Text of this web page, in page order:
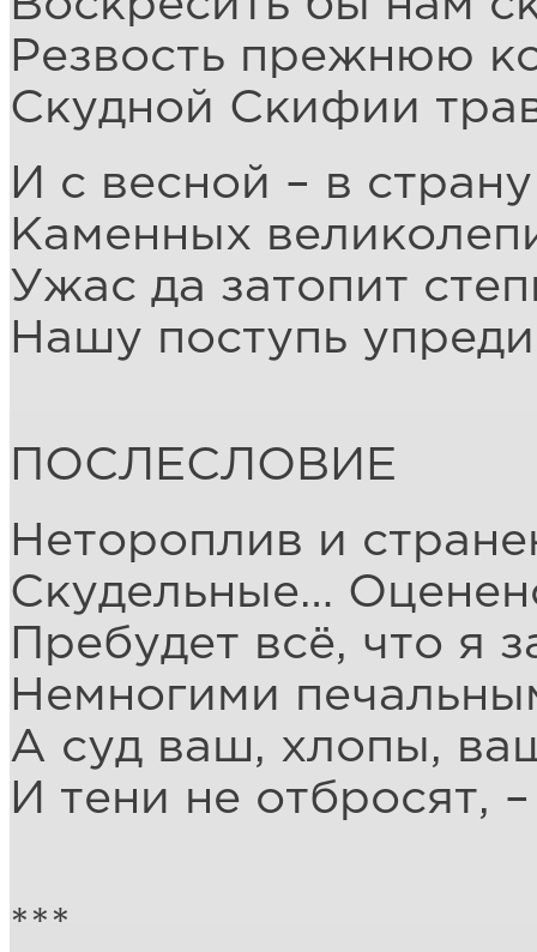
Резвость прежнюю
Скудной Скифии
И с весной – в
Каменных
Ужас да затопит
Нашу поступь
ПОСЛЕСЛОВИЕ
Нетороплив и
Скудельные…
Пребудет всё, что я
Немногими
А суд ваш, хлопы,
И тени не отбросят,
***